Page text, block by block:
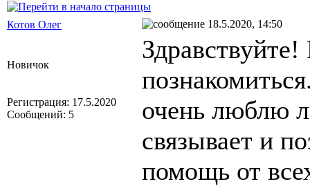
Котов Олег 18.5.2020, 14:50
Новичок
Регистрация: 17.5.2020
Сообщений: 5
очень люблю
связывает и
помощь от